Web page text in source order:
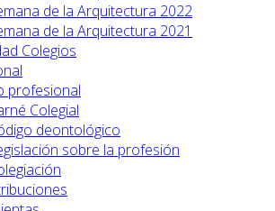
de la Arquitectura 2022
de la Arquitectura 2021
Colegios
profesional
Colegial
deontológico
sobre la profesión